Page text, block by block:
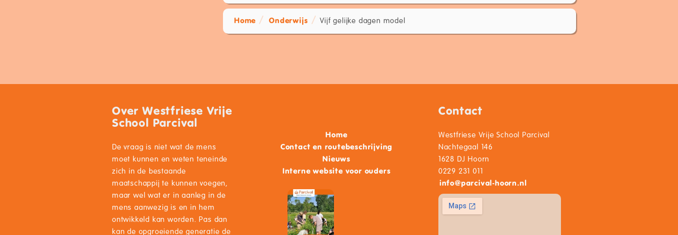
Home Onderwijs Vijf gelijke dagen model
Over Westfriese Vrije
School Parcival
De vraag is niet wat de mens
moet kunnen en weten teneinde
zich in de bestaande
maatschappij te kunnen voegen,
maar wel wat er in aanleg in de
mens aanwezig is en in hem
ontwikkeld kan worden. Pas dan
kan de opgroeiende generatie de
Home
Contact en routebeschrijving
Nieuws
Interne website voor ouders
Contact
Westfriese Vrije School Parcival
Nachtegaal 146
1628 DJ Hoorn
0229 231 011
info@parcival-hoorn.nl